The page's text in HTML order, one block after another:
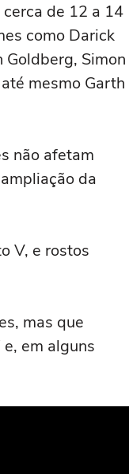
de 12 a 14
como Darick
Goldberg, Simon
mesmo Garth
não afetam
da
V, e rostos
mas que
em alguns